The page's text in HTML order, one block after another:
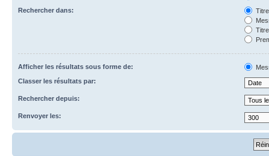
Rechercher dans:
Afficher les résultats sous forme de:
Classer les résultats par:
Rechercher depuis:
Renvoyer les: